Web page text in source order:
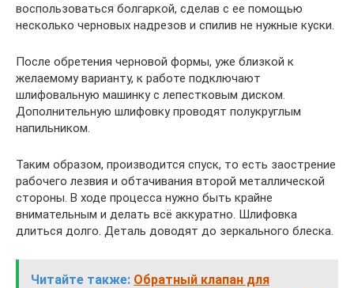
воспользоваться болгаркой, сделав с ее помощью
несколько черновых надрезов и спилив не нужные куски.
После обретения черновой формы, уже близкой к
желаемому варианту, к работе подключают
шлифовальную машинку с лепестковым диском.
Дополнительную шлифовку проводят полукруглым
напильником.
Таким образом, производится спуск, то есть заострение
рабочего лезвия и обтачивания второй металлической
стороны. В ходе процесса нужно быть крайне
внимательным и делать всё аккуратно. Шлифовка
длиться долго. Деталь доводят до зеркального блеска.
Читайте также: Обратный клапан для